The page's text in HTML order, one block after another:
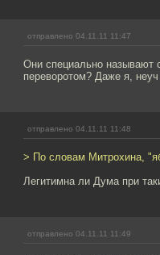
отправлено 04.11.11 11:47
Они специально называют
переворотом? Даже я,
отправлено 04.11.11 11:48
> По словам Митрохина,
Легитимна ли Дума при
отправлено 04.11.11 11:49